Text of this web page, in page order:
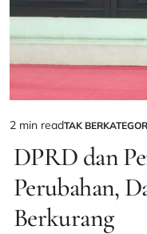
Estimated
read
time
2 min readPOSTED
TAK
DPRD dan
Perubahan,
Berkurang